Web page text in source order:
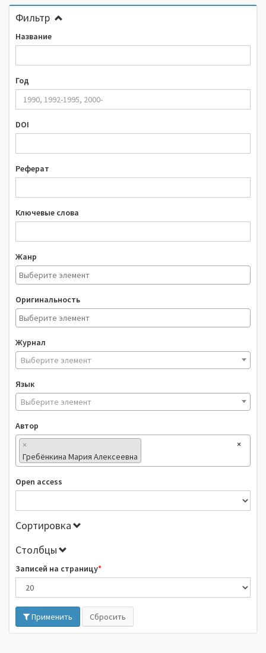
Фильтр
Название
Год
DOI
Реферат
Ключевые слова
Жанр
Оригинальность
Журнал
Выберите элемент
Язык
Выберите элемент
Автор
×
×
Гребёнкина Мария Алексеевна
Open access
Сортировка
Столбцы
Записей на страницу
Применить Сбросить